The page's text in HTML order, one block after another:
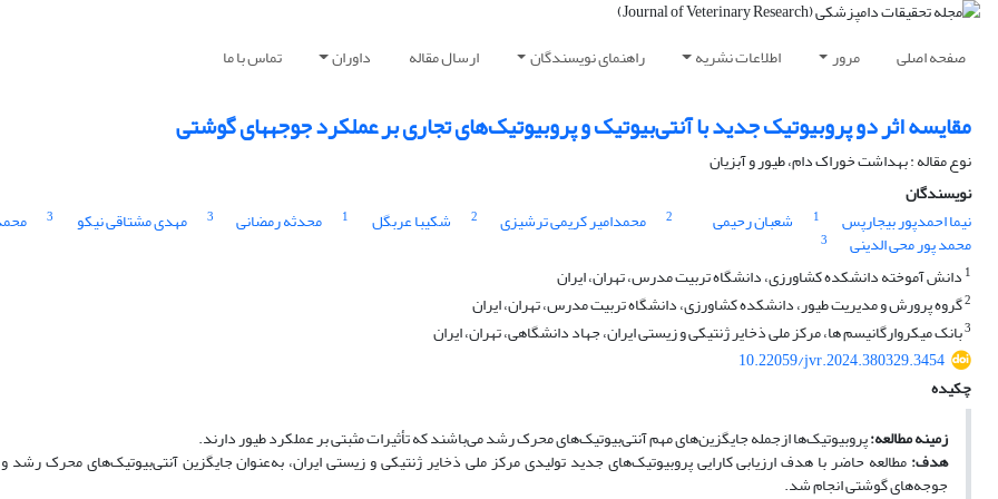
صفحه اصلی مرور اطلاعات نشریه راهنمای نویسندگان ارسال مقاله داوران تماس با ما
مقایسه اثر دو پروبیوتیک جدید با آنتی‌بیوتیک و پروبیوتیک‌های تجاری بر عملکرد جوجه‎های گوشتی
نوع مقاله : بهداشت خوراک دام، طیور و آبزیان
نویسندگان
نیما احمدپور بیجارپس
1 شعبان رحیمی 2 محمدامیر کریمی ترشیزی 2 شکیبا عربگل 1 محدثه رمضانی 3 مهدی مشتاقی نیکو 3
محمد پور محی الدینی
3
1 دانش آموخته دانشکده کشاورزی، دانشگاه تربیت مدرس، تهران، ایران
2گروه پرورش و مدیریت طیور، دانشکده کشاورزی، دانشگاه تربیت مدرس، تهران، ایران
3بانک میکروارگانیسم ها، مرکز ملی ذخایر ژنتیکی و زیستی ایران، جهاد دانشگاهی، تهران، ایران
10.22059/jvr.2024.380329.3454
چکیده
زمینه مطالعه:پروبیوتیک‌ها از‌جمله جایگزین‌های مهم آنتی‌بیوتیک‌های محرک رشد می‌باشند که تأثیرات مثبتی بر عملکرد طیور دارند.
هدف:مطالعه حاضر با هدف ارزیابی کارایی پروبیوتیک‌های جدید تولیدی مرکز ملی ذخایر ژنتیکی و زیستی ایران، به‌عنوان جایگزین آنتی‌‌بیوتیک‌های محرک رشد
جوجه‌های گوشتی انجام شد.